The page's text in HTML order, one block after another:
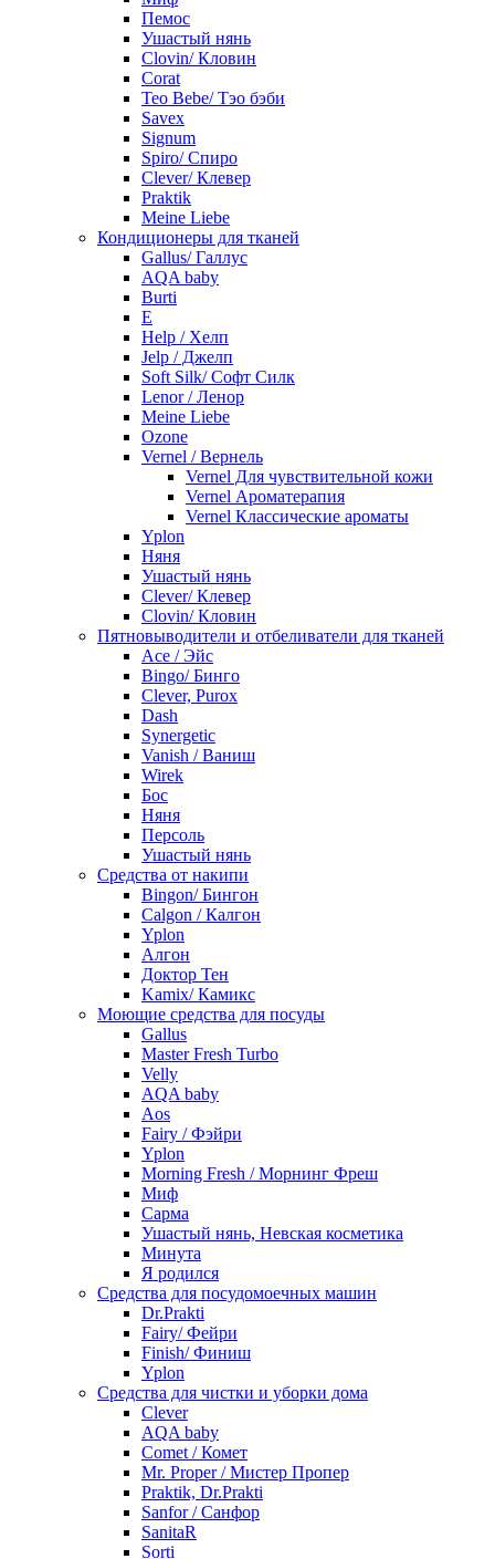
Пемос
Ушастый нянь
Clovin/ Кловин
Corat
Teo Bebe/ Тэо бэби
Savex
Signum
Spiro/ Спиро
Clever/ Клевер
Praktik
Meine Liebe
Кондиционеры для тканей
Gallus/ Галлус
AQA baby
Burti
E
Help / Хелп
Jelp / Джелп
Soft Silk/ Софт Силк
Lenor / Ленор
Meine Liebe
Ozone
Vernel / Вернель
Vernel Для чувствительной кожи
Vernel Ароматерапия
Vernel Классические ароматы
Yplon
Няня
Ушастый нянь
Clever/ Клевер
Clovin/ Кловин
Пятновыводители и отбеливатели для тканей
Ace / Эйс
Bingo/ Бинго
Clever, Purox
Dash
Synergetic
Vanish / Ваниш
Wirek
Бос
Няня
Персоль
Ушастый нянь
Средства от накипи
Bingon/ Бингон
Calgon / Калгон
Yplon
Алгон
Доктор Тен
Kamix/ Камикс
Моющие средства для посуды
Gallus
Master Fresh Turbo
Velly
AQA baby
Aos
Fairy / Фэйри
Yplon
Morning Fresh / Морнинг Фреш
Миф
Сарма
Ушастый нянь, Невская косметика
Минута
Я родился
Средства для посудомоечных машин
Dr.Prakti
Fairy/ Фейри
Finish/ Финиш
Yplon
Средства для чистки и уборки дома
Clever
AQA baby
Comet / Комет
Mr. Proper / Мистер Пропер
Praktik, Dr.Prakti
Sanfor / Санфор
SanitaR
Sorti